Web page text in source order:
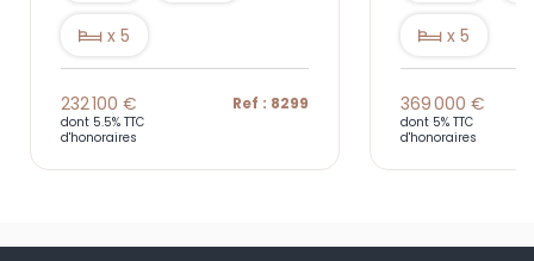
x 5
232 100 €
dont 5.5% TTC
d'honoraires
Ref : 8299
x 5
369 000 €
dont 5% TTC
d'honoraires